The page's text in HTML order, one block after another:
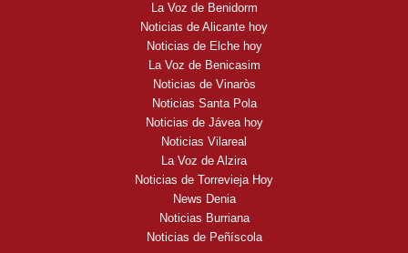
La Voz de Benidorm
Noticias de Alicante hoy
Noticias de Elche hoy
La Voz de Benicasim
Noticias de Vinaròs
Noticias Santa Pola
Noticias de Jávea hoy
Noticias Vilareal
La Voz de Alzira
Noticias de Torrevieja Hoy
News Denia
Noticias Burriana
Noticias de Peñíscola